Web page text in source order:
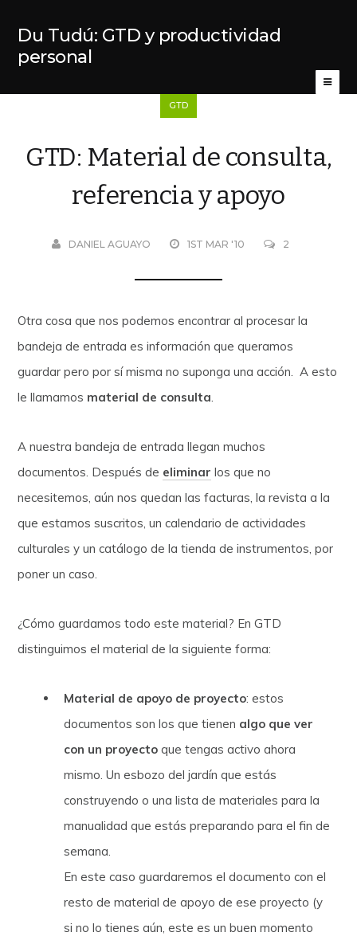
Du Tudú: GTD y productividad
personal
GTD
GTD: Material de consulta,
referencia y apoyo
DANIEL AGUAYO 1ST MAR '10 2
Otra cosa que nos podemos encontrar al procesar la
bandeja de entrada es información que queramos
guardar pero por sí misma no suponga una acción. A esto
le llamamos material de consulta.
A nuestra bandeja de entrada llegan muchos
documentos. Después de eliminar los que no
necesitemos, aún nos quedan las facturas, la revista a la
que estamos suscritos, un calendario de actividades
culturales y un catálogo de la tienda de instrumentos, por
poner un caso.
¿Cómo guardamos todo este material? En GTD
distinguimos el material de la siguiente forma:
Material de apoyo de proyecto: estos
documentos son los que tienen algo que ver
con un proyectoque tengas activo ahora
mismo. Un esbozo del jardín que estás
construyendo o una lista de materiales para la
manualidad que estás preparando para el fin de
semana.
En este caso guardaremos el documento con el
resto de material de apoyo de ese proyecto (y
si no lo tienes aún, este es un buen momento